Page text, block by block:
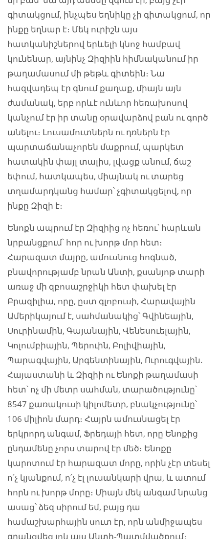
գիտակցում, ինչպես եղնիկը չի գիտակցում, որ
ինքը եղնար է։ Մեկ ուրիշն այս
հատկանիշներով երևելի կնոջ համբավ
կունենար, այնինչ Զիզիին հիմնականում իր
թաղամասում մի թեթև գիտեին։ Նա
հազվադեպ էր գնում քաղաք, միայն այն
ժամանակ, երբ որևէ ունևոր հեռախոսով
կանչում էր իր տանը օրավարձով բան ու գործ
անելու։ Լուսամուտներն ու դռներն էր
պարտաճանաչորեն մաքրում, պարկետ
հատակին փայլ տալիս, լվացք անում, ճաշ
եփում, հատկապես, միայնակ ու տարեց
տղամարդկանց համար՝ չգիտակցելով, որ
ինքը Զիզի է։
Ենոքն ապրում էր Զիզիից ոչ հեռու՝ հարևան
նրբանցքում՝ հոր ու խորթ մոր հետ։
Հարազատ մայրը, ամուսնուց հոգնած,
բնավորությամբ նրան Անտի, քսանյոթ տարի
առաջ մի զբոսաշրջիկի հետ փախել էր
Բրազիլիա, որը, ըստ գլոբուսի, Հարավային
Ամերիկայում է, սահմանակից՝ Գվինեային,
Սուրինամին, Գայանային, Վենեսուելային,
Կոլումբիային, Պերուին, Բոլիվիային,
Պարագվային, Արգենտինային, Ուրուգվային.
Հայաստանի և Զիզիի ու Ենոքի թաղամասի
հետ՝ ոչ մի մետր սահման, տարածությունը՝
8547 քառակուսի կիլոմետր, բնակչությունը՝
106 միլիոն մարդ։ Հայրն ամուսնացել էր
երկրորդ անգամ, Ֆրեդայի հետ, որը Ենոքից
ընդամենը չորս տարով էր մեծ։ Ենոքը
կարոտում էր հարազատ մորը, որին չէր տեսել
ո՛չ կյանքում, ո՛չ էլ լուսանկարի վրա, և ատում
հորն ու խորթ մորը։ Միայն մեկ անգամ նրանց
ասաց՝ ձեզ սիրում եմ, բայց դա
համաշխարհային սուտ էր, որն անմիջապես
գրանցվեց լոկ այս Անտի-Պատմվածքում։